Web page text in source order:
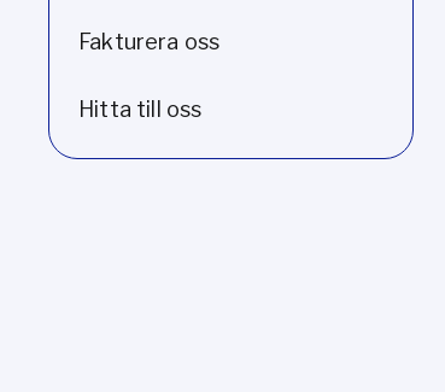
Fakturera oss
Hitta till oss